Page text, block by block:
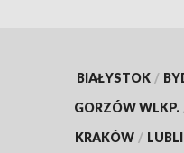
BIAŁYSTOK /
GORZÓW WLKP.
KRAKÓW /